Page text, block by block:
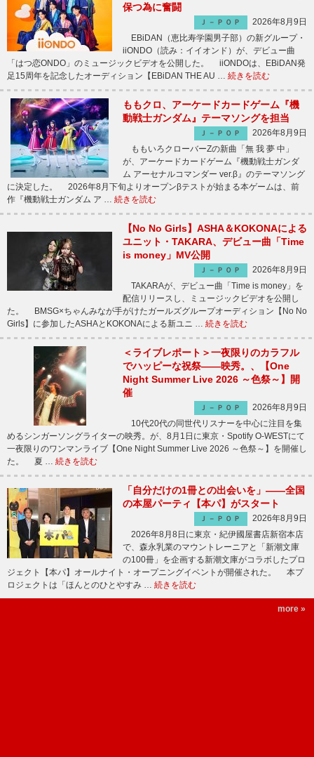
保つ為に奮闘
Ｊ－ＰＯＰ
2026年8月9日
EBiDAN（恵比寿学園男子部）の新グループ・
iiONDO（読み：イイオンド）が、デビュー曲
「はつ恋ONDO」のミュージックビデオを公開した。 iiONDOは、EBiDAN発
足15周年を記念したオーディション【EBiDAN THE AU … 続きを読む
ももクロ、アーケードカードゲーム『機
動戦士ガンダム』テーマソングを担当
Ｊ－ＰＯＰ
2026年8月9日
ももいろクローバーZの新曲「無 我 夢 中」
が、アーケードカードゲーム『機動戦士ガンダ
ム アーセナルコマンダー ver.β』のテーマソング
に決定した。 2026年8月下旬よりオープンβテストが始まる本ゲームは、前
作『機動戦士ガンダム ア … 続きを読む
【No No Girls】ASHA＆KOKONAによる
ユニット・TAKARA、デビュー曲「Time
is money」MV公開
Ｊ－ＰＯＰ
2026年8月9日
TAKARAが、デビュー曲「Time is money」を
配信リリースし、ミュージックビデオを公開し
た。 BMSG×ちゃんみなが手がけたガールズグループオーディション【No No
Girls】に参加したASHAとKOKONAによる新ユニ … 続きを読む
＜ライブレポート＞一夜限りのカラフル
でハッピーな祝祭――映秀。、【One
Night Summer Live 2026 ～色祭～】開
催
Ｊ－ＰＯＰ
2026年8月9日
10代20代の同世代リスナーを中心に注目を集
めるシンガーソングライターの映秀。が、8月1日に東京・Spotify O-WESTにて
一夜限りのワンマンライブ【One Night Summer Live 2026 ～色祭～】を開催し
た。 夏 … 続きを読む
「自分だけの1冊との出会いを」――全国
の本屋パーティ【本パ】がスタート
Ｊ－ＰＯＰ
2026年8月9日
2026年8月8日に東京・紀伊國屋書店新宿本店
で、森永乳業のマウントレーニアと「新潮文庫
の100冊」を企画する新潮文庫がコラボしたプロ
ジェクト【本パ】オールナイト・オープニングイベントが開催された。 本プ
ロジェクトは「ほんとのひとやすみ … 続きを読む
more »